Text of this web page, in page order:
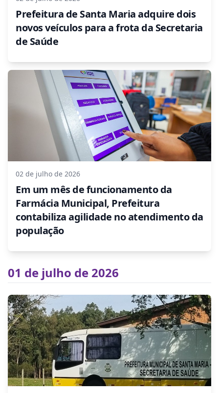
Prefeitura de Santa Maria adquire dois
novos veículos para a frota da Secretaria
de Saúde
02 de julho de 2026
Em um mês de funcionamento da
Farmácia Municipal, Prefeitura
contabiliza agilidade no atendimento da
população
01 de julho de 2026